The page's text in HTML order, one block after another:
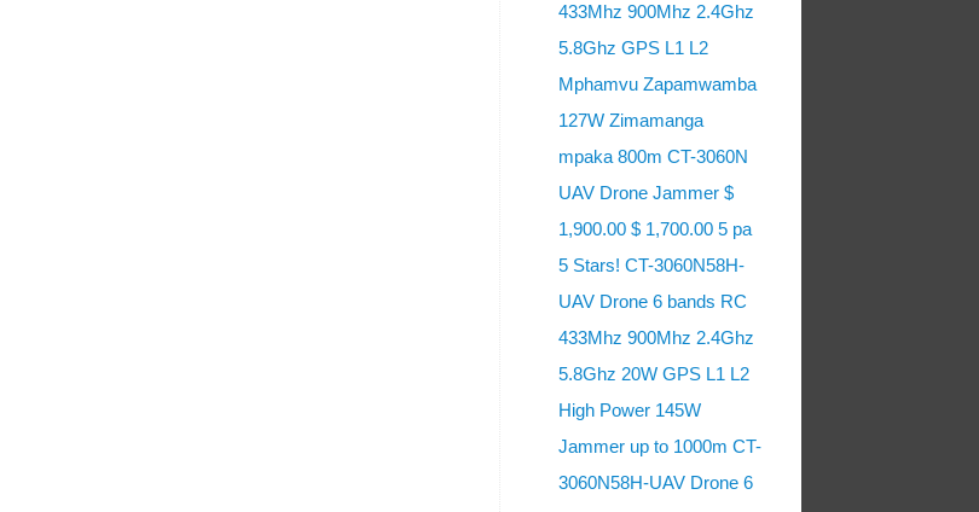
433Mhz 900Mhz 2.4Ghz
5.8Ghz GPS L1 L2
Mphamvu Zapamwamba
127W Zimamanga
mpaka 800m CT-3060N
UAV Drone Jammer $
1,900.00 $ 1,700.00 5 pa
5 Stars! CT-3060N58H-
UAV Drone 6 bands RC
433Mhz 900Mhz 2.4Ghz
5.8Ghz 20W GPS L1 L2
High Power 145W
Jammer up to 1000m CT-
3060N58H-UAV Drone 6